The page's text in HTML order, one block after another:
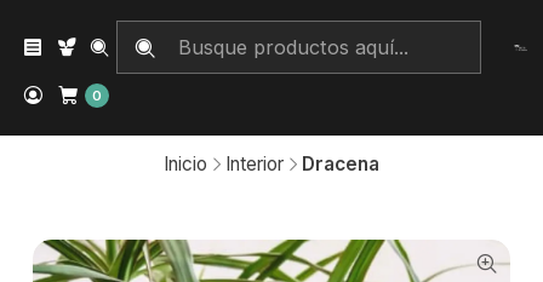
0
Inicio Interior Dracena